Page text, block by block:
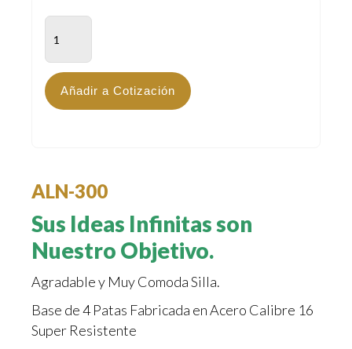
ALN-300
Sus Ideas Infinitas son
Nuestro Objetivo.
Agradable y Muy Comoda Silla.
Base de 4 Patas Fabricada en Acero Calibre 16
Super Resistente
ALN-
300
Añadir a Cotización